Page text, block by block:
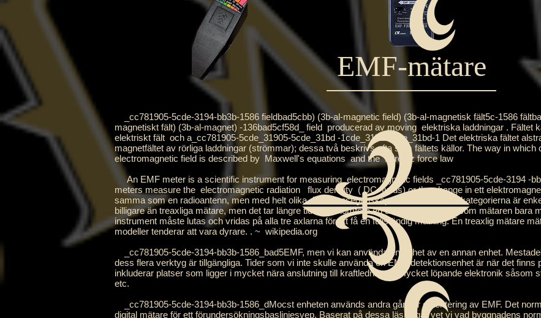
EMF-mätare
_cc781905-5cde-3194-bb3b-1586 fieldbad5cbb) (3b-al-magnetic field) (3b-al-magnetisk fält5c-1586
magnetiskt fält) (3b-al-magnet) -136bad5cf58d_ field producerad av moving elektriska laddningar . Fältet
elektriskt fält och a_cc781905-5cde_31905-5cde_31bd -1cde_31bd-5cde_31bd-1 Det elektriska fältet
magnetfältet av rörliga laddningar (strömmar); dessa två beskrivs ofta som fältets källor. The way in
electromagnetic field is described by Maxwell's equations and theLorentz force law
An EMF meter is a scientific instrument for measuring electromagnetic fields _cc781905-5cde-3194 -
meters measure the electromagnetic radiation flux density (DCfields) or the change in ett
samma som en radioantenn, men med helt olika detektionsegenskaper. De två största kategorierna är
billigare än treaxliga mätare, men det tar längre tid att genomföra en undersökning eftersom mätaren bara
instrument måste lutas och vridas på alla tre axlarna för att få en fullständig mätning. En treaxlig mätare
modeller tenderar att vara dyrare. . ~ wikipedia.org
_cc781905-5cde-3194-bb3b-1586_bad5EMF, men vi kan använda en enhet av en annan enhet.
dess flera verktyg är tillgängliga. Tider som vi inte skulle använda en EMF-detektionsenhet är när det finns
inkluderar platser som ligger i mycket nära anslutning till kraftledningar, mycket löpande elektronik såsom
etc.
_cc781905-5cde-3194-bb3b-1586_dMocst enheten används andra gånger detektering av EMF. Det
digital mätare för ett förundersökningsbaslinjesvep. Baserat på dessa läsningar vet vi vad byggnadens